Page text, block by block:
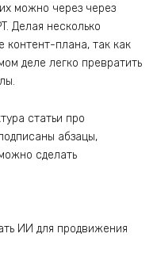
можно через через
Делая несколько
контент-плана, так как
деле легко превратить
статьи про
абзацы,
сделать